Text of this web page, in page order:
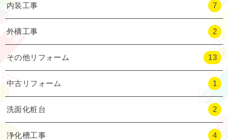
内装工事 7
外構工事 2
その他リフォーム 13
中古リフォーム 1
洗面化粧台 2
浄化槽工事 4